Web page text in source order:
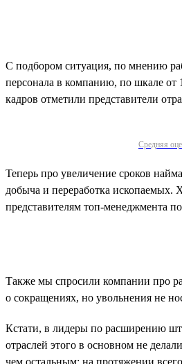
С подбором ситуация, по мнению
персонала в компанию, по шкале
кадров отметили представители
Средняя
Теперь про увеличение сроков
добыча и переработка ископаемых.
представителям топ-менеджмента
Также мы спросили компании про
о сокращениях, но увольнения не
Кстати, в лидеры по расширению
отраслей этого в основном не
чем остальным: на протяжении